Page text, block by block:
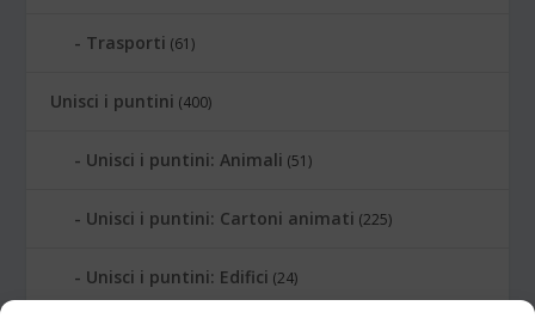
Trasporti (61)
Unisci i puntini (400)
Unisci i puntini: Animali (51)
Unisci i puntini: Cartoni animati (225)
Unisci i puntini: Edifici (24)